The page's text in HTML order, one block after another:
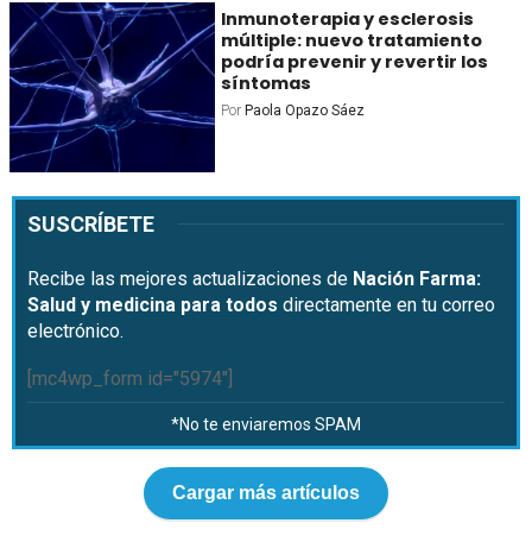
Inmunoterapia y esclerosis
múltiple: nuevo tratamiento
podría prevenir y revertir los
síntomas
Por Paola Opazo Sáez
SUSCRÍBETE
Recibe las mejores actualizaciones de Nación Farma:
Salud y medicina para todos directamente en tu correo
electrónico.
[mc4wp_form id="5974"]
*No te enviaremos SPAM
Cargar más artículos